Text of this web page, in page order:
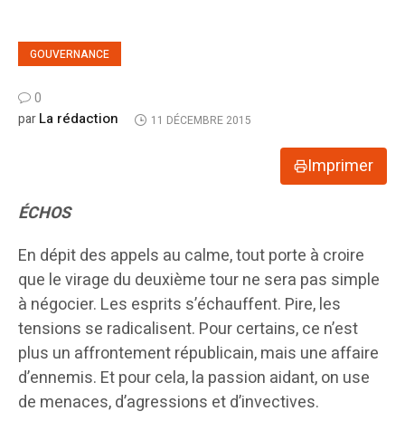
GOUVERNANCE
0
parLa rédaction 11 DÉCEMBRE 2015
Imprimer
ÉCHOS
En dépit des appels au calme, tout porte à croire
que le virage du deuxième tour ne sera pas simple
à négocier. Les esprits s’échauffent. Pire, les
tensions se radicalisent. Pour certains, ce n’est
plus un affrontement républicain, mais une affaire
d’ennemis. Et pour cela, la passion aidant, on use
de menaces, d’agressions et d’invectives.